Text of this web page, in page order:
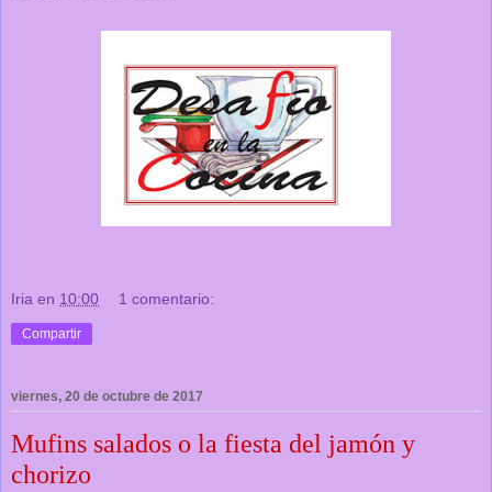
Iria en 10:00 1 comentario:
Compartir
viernes, 20 de octubre de 2017
Mufins salados o la fiesta del jamón y
chorizo